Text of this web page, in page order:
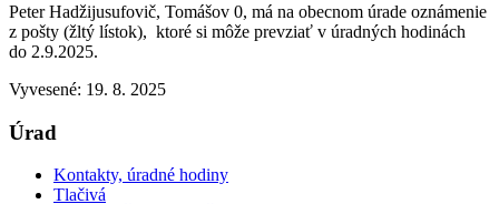
Peter Hadžijusufovič, Tomášov 0, má na obecnom úrade oznámenie
z pošty (žltý lístok), ktoré si môže prevziať v úradných hodinách
do 2.9.2025.
Vyvesené: 19. 8. 2025
Úrad
Kontakty, úradné hodiny
Tlačivá